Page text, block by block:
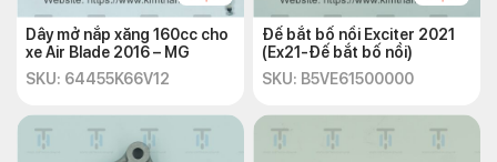
Dây mở nắp xăng 160cc cho
xe Air Blade 2016 – MG
SKU: 64455K66V12
Đế bắt bố nồi Exciter 2021
(Ex21-Đế bắt bố nồi)
SKU: B5VE61500000